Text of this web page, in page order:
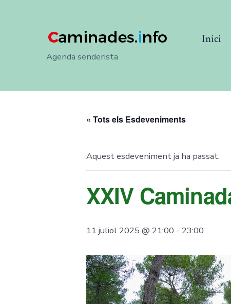
Agenda senderista
Inici
« Tots els Esdeveniments
Aquest esdeveniment ja ha passat.
XXIV
11 juliol 2025 @ 21:00 - 23:00